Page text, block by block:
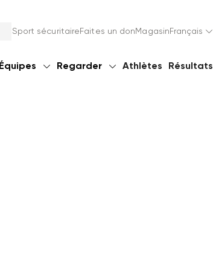
Sport sécuritaire Faites un don Magasin Français
Équipes Regarder Athlètes Résultats